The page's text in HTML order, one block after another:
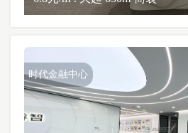
时代金融中心